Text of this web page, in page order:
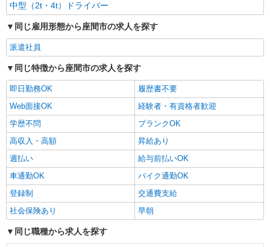
中型（2t・4t）ドライバー
同じ雇用形態から座間市の求人を探す
派遣社員
同じ特徴から座間市の求人を探す
即日勤務OK
履歴書不要
Web面接OK
経験者・有資格者歓迎
学歴不問
ブランクOK
高収入・高額
昇給あり
週払い
給与前払いOK
車通勤OK
バイク通勤OK
登録制
交通費支給
社会保険あり
早朝
同じ職種から求人を探す